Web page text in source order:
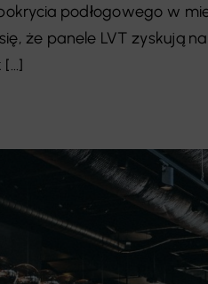
podłogowego w
że panele LVT zyskują